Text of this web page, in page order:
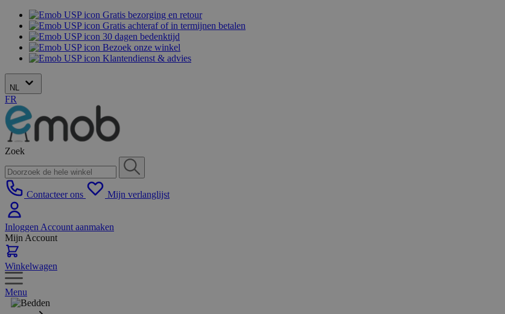
Gratis bezorging en retour
Gratis achteraf of in termijnen betalen
30 dagen bedenktijd
Bezoek onze winkel
Klantendienst & advies
NL
FR
Zoek
Contacteer ons Mijn verlanglijst
Inloggen Account aanmaken
Mijn Account
Winkelwagen
Menu